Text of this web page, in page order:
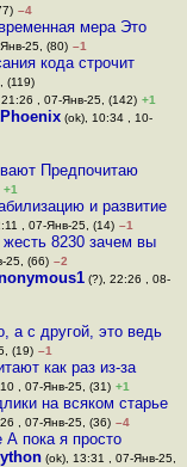
–4
мера Это
25, (80) –1
кода строчит
(119)
, 07-Янв-25, (142) +1
(ok), 10:34 , 10-
Предпочитаю
+1
и развитие
, 07-Янв-25, (14) –1
8230 зачем вы
25, (66) –2
(?), 22:26 , 08-
а с другой, это ведь
(19) –1
как раз из-за
, 07-Янв-25, (31) +1
на всяком старье
, 07-Янв-25, (36) –4
А пока я просто
(ok), 13:31 , 07-Янв-25,